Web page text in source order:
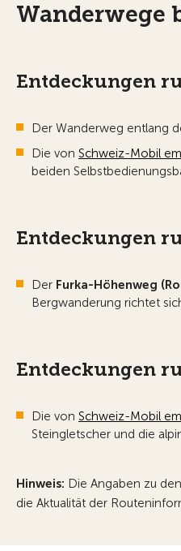
Wanderwege
Entdeckungen
Der Wanderweg entlang
Die von Schweiz-Mobil
beiden
Entdeckungen
Der Furka-Höhenweg
Bergwanderung richtet
Entdeckungen
Die von Schweiz-Mobil
Steingletscher und die
Hinweis: Die Angaben zu
die Aktualität der